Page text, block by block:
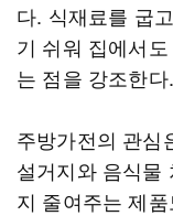
다. 식재료를 굽
기 쉬워 집에서
는 점을 강조한다.
주방가전의 관심
설거지와 음식물
지 줄여주는 제